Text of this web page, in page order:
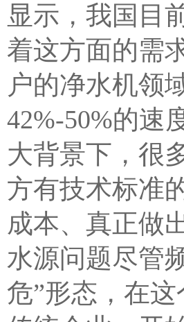
显示，我国目
着这方面的需
户的净水机领
42%-50%的速
大背景下，很
方有技术标准
成本、真正做
水源问题尽管
危”形态，在